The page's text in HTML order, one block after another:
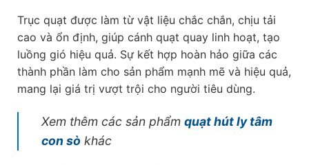
Trục quạt được làm từ vật liệu chắc chắn, chịu tải
cao và ổn định, giúp cánh quạt quay linh hoạt, tạo
luồng gió hiệu quả. Sự kết hợp hoàn hảo giữa các
thành phần làm cho sản phẩm mạnh mẽ và hiệu quả,
mang lại giá trị vượt trội cho người tiêu dùng.
Xem thêm các sản phẩm quạt hút ly tâm
con sò khác